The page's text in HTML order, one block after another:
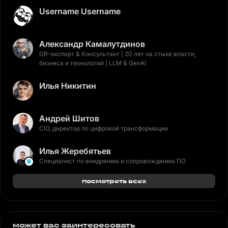
Username Username
Александр Камалутдинов
GR-эксперт & Консультант | 20 лет на стыке власти,
бизнеса и технологий | LLM & GenAI
Илья Никитин
Андрей Шитов
CIO, директор по цифровой трансформации
Илья Жеребятьев
Специалист по внедрению и сопровождению ПО
посмотреть всех
может вас заинтересовать